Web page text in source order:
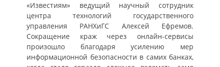
«Известиям» ведущий научный сотрудник
центра технологий государственного
управления РАНХиГС Алексей Ефремов.
Сокращение краж через онлайн-сервисы
произошло благодаря усилению мер
информационной безопасности в самих банках,